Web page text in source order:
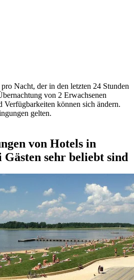
Nacht, der in den letzten 24 Stunden
von 2 Erwachsenen
Verfügbarkeiten können sich ändern.
gelten.
von Hotels in
Gästen sehr beliebt sind